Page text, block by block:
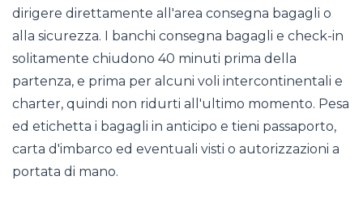
dirigere direttamente all'area consegna bagagli o
alla sicurezza. I banchi consegna bagagli e check-in
solitamente chiudono 40 minuti prima della
partenza, e prima per alcuni voli intercontinentali e
charter, quindi non ridurti all'ultimo momento. Pesa
ed etichetta i bagagli in anticipo e tieni passaporto,
carta d'imbarco ed eventuali visti o autorizzazioni a
portata di mano.